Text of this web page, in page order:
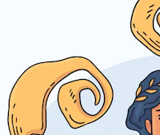
платформа для создания
работ. Более 1 миллиона
среди креаторов,
агентств и студий.